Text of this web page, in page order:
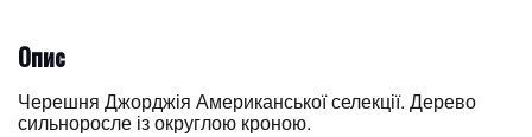
Опис
Черешня Джорджія Американської селекції. Дерево
сильноросле із округлою кроною.